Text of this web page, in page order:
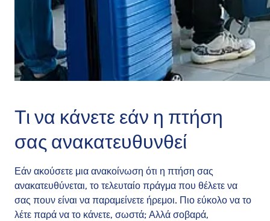
Τι να κάνετε εάν η πτήση
σας ανακατευθυνθεί
Εάν ακούσετε μια ανακοίνωση ότι η πτήση σας
ανακατευθύνεται, το τελευταίο πράγμα που θέλετε να
σας πουν είναι να παραμείνετε ήρεμοι. Πιο εύκολο να το
λέτε παρά να το κάνετε, σωστά; Αλλά σοβαρά,